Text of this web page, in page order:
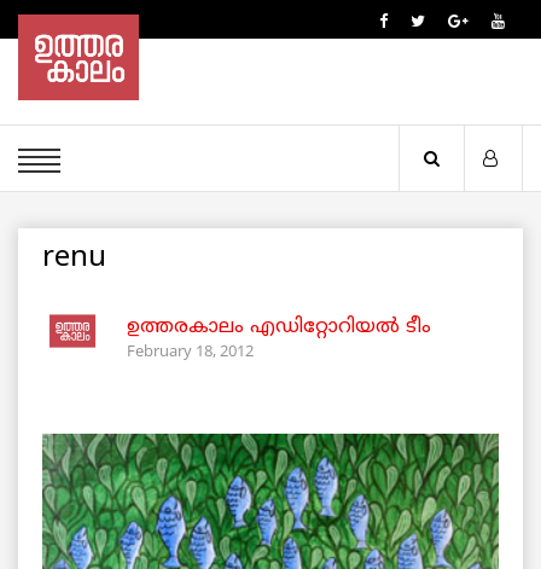
renu
ഉത്തരകാലം എഡിറ്റോറിയല്‍ ടീം
February 18, 2012